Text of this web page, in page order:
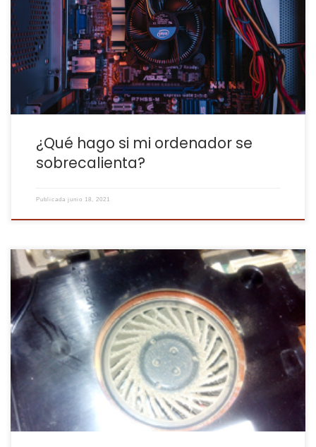
playa y los mojitos, las redes sociales llenas de gente de
vacaciones en Benidorm, y a ti te ha tocado quedarte en casa
porque tienes que trabajar, estudiar… ¡O porque te apetece! Pues
bien, tenemos que tener en cuenta […]
¿Qué hago si mi ordenador se
sobrecalienta?
Publicada junio 18, 2021
Ya van 2 ordenadores portátiles los que, por el calor del verano y
la obstrucción en la ventilación, han causado baja. Decimos que
han causado baja porque aunque hay métodos con los que se
asegura una reparación exitosa, nuestra experiencia no ha sido
tal y son reparaciones costosas para no […]